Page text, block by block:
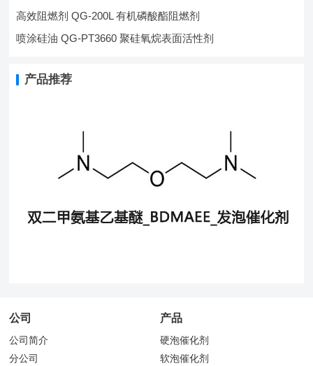
高效阻燃剂 QG-200L 有机磷酸酯阻燃剂
喷涂硅油 QG-PT3660 聚硅氧烷表面活性剂
产品推荐
公司
公司简介
分公司
产品
硬泡催化剂
软泡催化剂